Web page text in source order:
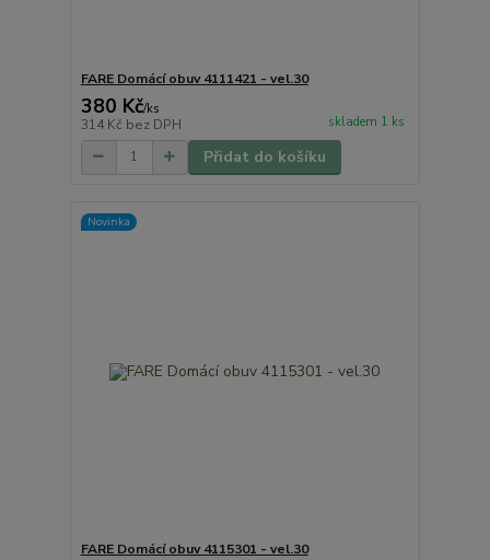
FARE Domácí obuv 4111421 - vel.30
380 Kč/ks
314 Kč bez DPH skladem 1 ks
Přidat do košíku
Novinka
FARE Domácí obuv 4115301 - vel.30